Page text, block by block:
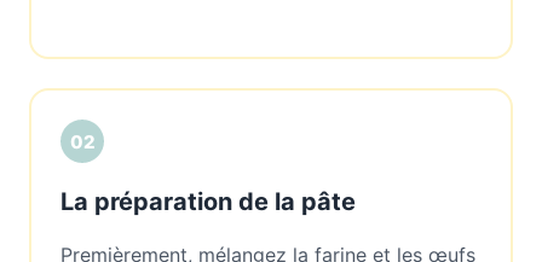
02
La préparation de la pâte
Premièrement, mélangez la farine et les œufs